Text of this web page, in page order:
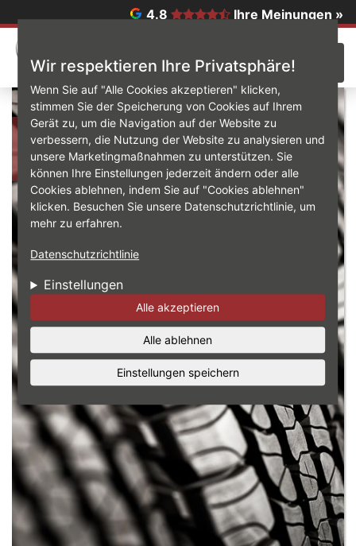
Wir respektieren Ihre Privatsphäre!
Wenn Sie auf "Alle Cookies akzeptieren" klicken,
stimmen Sie der Speicherung von Cookies auf Ihrem
Gerät zu, um die Navigation auf der Website zu
verbessern, die Nutzung der Website zu analysieren und
unsere Marketingmaßnahmen zu unterstützen. Sie
können Ihre Einstellungen jederzeit ändern oder alle
Cookies ablehnen, indem Sie auf "Cookies ablehnen"
klicken. Besuchen Sie unsere Datenschutzrichtlinie, um
mehr zu erfahren.
Datenschutzrichtlinie
Einstellungen
Alle akzeptieren
Alle ablehnen
Einstellungen speichern
4.8 Ihre Meinungen »
Reifen Reitbauer